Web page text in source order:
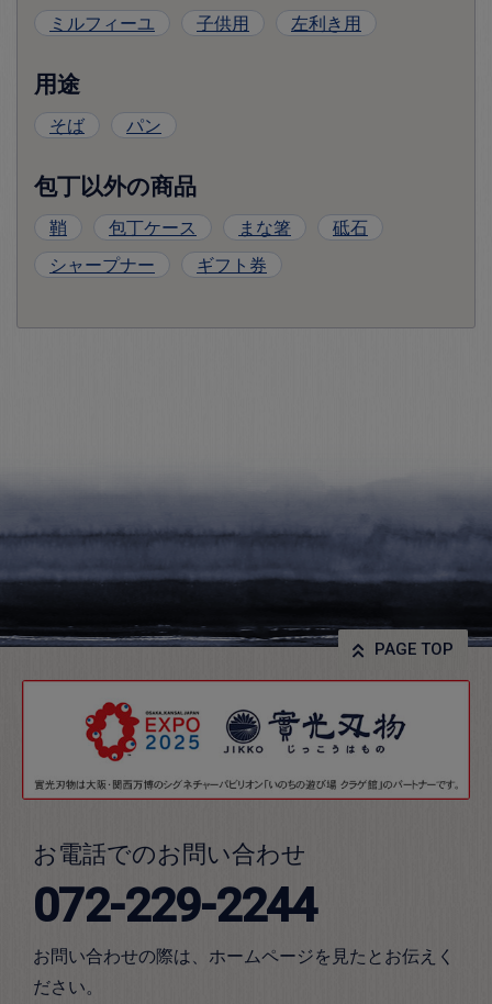
ミルフィーユ
子供用 左利き用
用途
そば パン
包丁以外の商品
鞘 包丁ケース まな箸
砥石
シャープナー
ギフト券
PAGE TOP
お電話でのお問い合わせ
072-229-2244
お問い合わせの際は、ホームページを見たとお伝えく
ださい。